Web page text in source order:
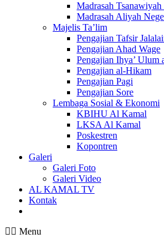
Madrasah
Madrasah Aliyah
Majelis Ta’lim
Pengajian Tafsir
Pengajian Ahad Wage
Pengajian Ihya’ Ulum
Pengajian al-Hikam
Pengajian Pagi
Pengajian Sore
Lembaga Sosial & Ekonomi
KBIHU Al Kamal
LKSA Al Kamal
Poskestren
Kopontren
Galeri
Galeri Foto
Galeri Video
AL KAMAL TV
Kontak
Menu